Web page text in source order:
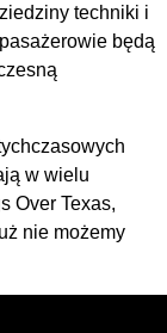
techniki i
będą
w wielu
Over Texas,
nie możemy